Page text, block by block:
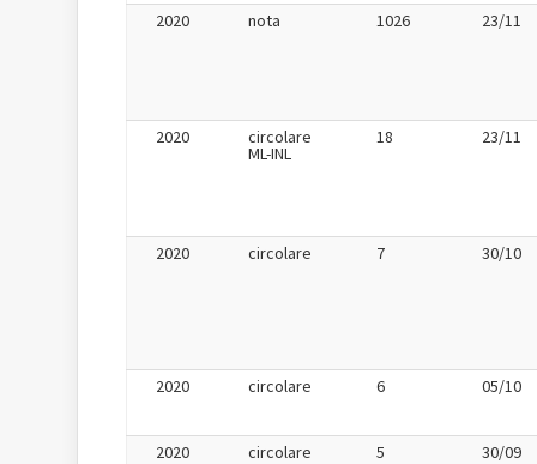
2020 nota 1026 23/11
2020 circolare
ML-INL
18 23/11
2020 circolare 7 30/10
2020 circolare 6 05/10
2020 circolare 5 30/09